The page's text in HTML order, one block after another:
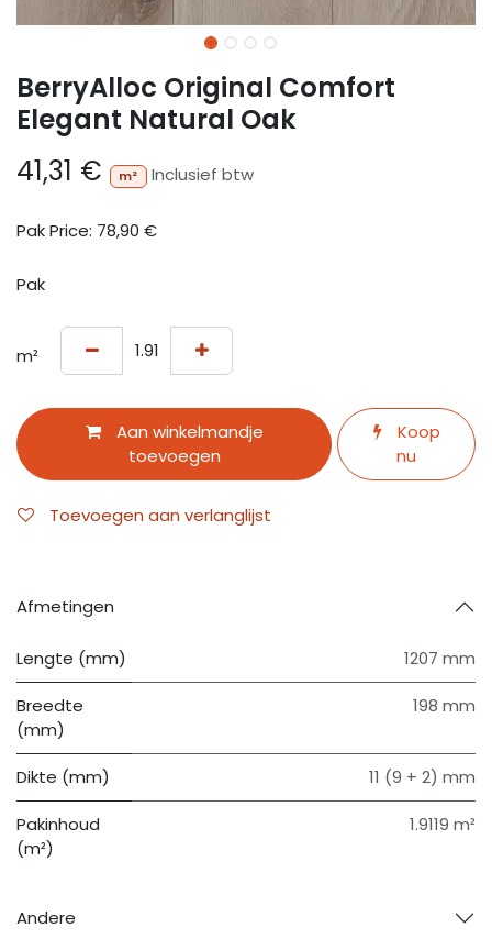
BerryAlloc Original Comfort
Elegant Natural Oak
41,31 € m² Inclusief btw
Pak Price: 78,90 €
Pak
m²
Aan winkelmandje
toevoegen
Koop
nu
Toevoegen aan verlanglijst
Afmetingen
Lengte (mm) 1207 mm
Breedte
(mm)
198 mm
Dikte (mm) 11 (9 + 2) mm
Pakinhoud
(m²)
1.9119 m²
Andere